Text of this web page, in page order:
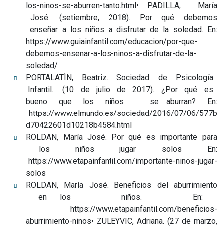
los-ninos-se-aburren-tanto.html• PADILLA, María
José. (setiembre, 2018). Por qué debemos
enseñar a los niños a disfrutar de la soledad. En:
https://www.guiainfantil.com/educacion/por-que-
debemos-ensenar-a-los-ninos-a-disfrutar-de-la-
soledad/
PORTALATÌN, Beatriz. Sociedad de Psicología
Infantil. (10 de julio de 2017). ¿Por qué es
bueno que los niños se aburran? En:
https://www.elmundo.es/sociedad/2016/07/06/577b
d70422601d10218b4584.html
ROLDAN, María José. Por qué es importante para
los niños jugar solos En:
https://www.etapainfantil.com/importante-ninos-jugar-
solos
ROLDAN, María José. Beneficios del aburrimiento
en los niños. En:
https://www.etapainfantil.com/beneficios-
aburrimiento-ninos• ZULEYVIC, Adriana. (27 de marzo,